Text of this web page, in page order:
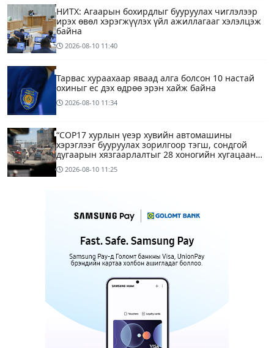
НИТХ: Агаарын бохирдлыг бууруулах чиглэлээр
ирэх өвөл хэрэгжүүлэх үйл ажиллагааг хэлэлцэж
байна
2026-08-10 11:40
Тарвас хураахаар яваад алга болсон 10 настай
охиныг ес дэх өдрөө эрэн хайж байна
2026-08-10 11:34
“COP17 хурлын үеэр хувийн автомашины
хэрэглээг бууруулах зорилгоор тэгш, сондгой
дугаарын хязгаарлалтыг 28 хоногийн хугацаанд
хийнэ“
2026-08-10 11:25
гэж байна гэдэг нь ташаа мэдээлэл, уучлал
хүссэн захидал ирээгүй
Энэ бямба гарагаас тэгш, сондгой дугаарын
1 цагийн өмнө
Нийслэлийн цэцэрлэгийн цахим бүртгэл эхэллээ
1